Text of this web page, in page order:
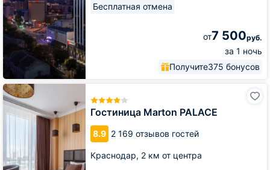
Бесплатная отмена
от7 500руб.
за 1 ночь
Получите375 бонусов
Гостиница Marton PALACE
8.9 2 169 отзывов гостей
Краснодар, 2 км от центра
Гостиница
Marton
PALACE